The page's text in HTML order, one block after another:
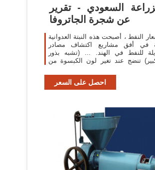
السعودي - تقرير
عن شجرة الجاتروفا
النفط ، أصبحت هذه النبتة العدوانية
في أفق مشاريع اكتشاف مصادر
للنفط في الهند. ... (تشبه بذور
تنضج عند تغير لون الكبسوة من
احصل على السعر